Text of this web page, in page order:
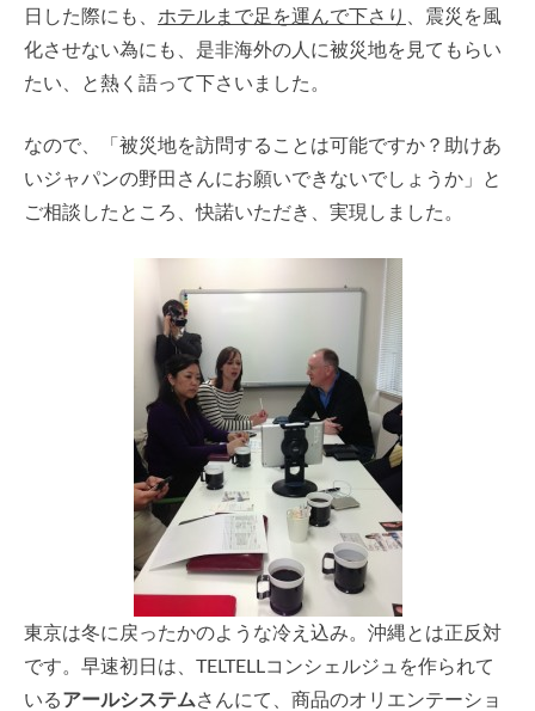
日した際にも、 ホテルまで足を運んで下さり
、震災を風
化させない為にも、是非海外の人に被災地を見てもらい
たい、と熱く語って下さいました。
なので、「被災地を訪問することは可能ですか？助けあ
いジャパンの野田さんにお願いできないでしょうか」と
ご相談したところ、快諾いただき、実現しました。
東京は冬に戻ったかのような冷え込み。沖縄とは正反対
です。早速初日は、TELTELLコンシェルジュを作られて
いるアールシステムさんにて、商品のオリエンテーショ